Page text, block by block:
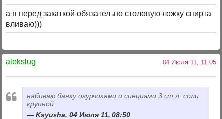
а я перед закаткой обязательно столовую ложку спирта
вливаю)))
alekslug 04 Июля 11, 11:05
набиваю банку огурчиками и специями 3 ст.л. соли
крупной
Ksyusha, 04 Июля 11, 08:50